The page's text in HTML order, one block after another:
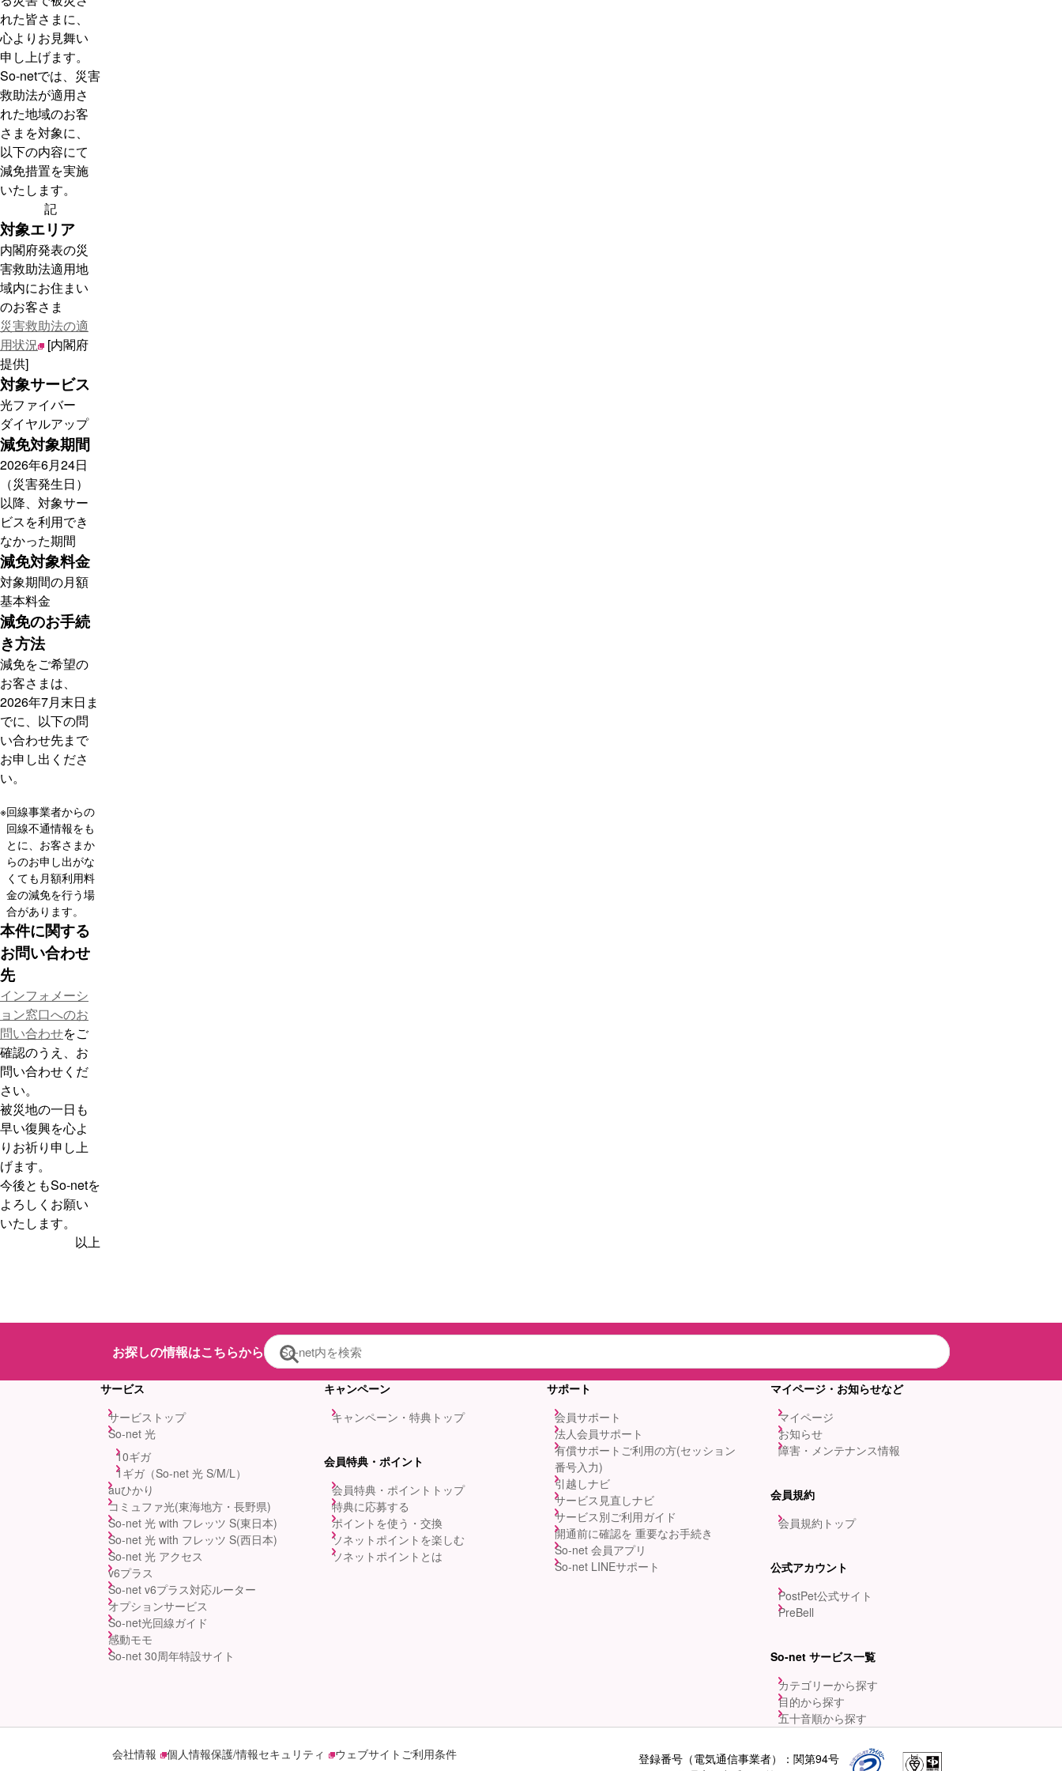
れた皆さまに、
心よりお見舞い
申し上げます。
So-netでは、災害
救助法が適用さ
れた地域のお客
さまを対象に、
以下の内容にて
減免措置を実施
いたします。
記
対象エリア
内閣府発表の災
害救助法適用地
域内にお住まい
のお客さま
災害救助法の適
用状況
[内閣府
提供]
対象サービス
光ファイバー
ダイヤルアップ
減免対象期間
2026年6月24日
（災害発生日）
以降、対象サー
ビスを利用でき
なかった期間
減免対象料金
対象期間の月額
基本料金
減免のお手続
き方法
減免をご希望の
お客さまは、
2026年7月末日ま
でに、以下の問
い合わせ先まで
お申し出くださ
い。
※回線事業者からの
回線不通情報をも
とに、お客さまか
らのお申し出がな
くても月額利用料
金の減免を行う場
合があります。
本件に関する
お問い合わせ
先
インフォメーシ
ョン窓口へのお
問い合わせをご
確認のうえ、お
問い合わせくだ
さい。
被災地の一日も
早い復興を心よ
りお祈り申し上
げます。
今後ともSo-netを
よろしくお願い
いたします。
以上
お探しの情報はこちらから
サービス
サービストップ
So-net 光
10ギガ
1ギガ（So-net 光 S/M/L）
auひかり
コミュファ光(東海地方・長野県)
So-net 光 with フレッツ S(東日本)
So-net 光 with フレッツ S(西日本)
So-net 光 アクセス
v6プラス
So-net v6プラス対応ルーター
オプションサービス
So-net光回線ガイド
感動モモ
So-net 30周年特設サイト
キャンペーン
キャンペーン・特典トップ
会員特典・ポイント
会員特典・ポイントトップ
特典に応募する
ポイントを使う・交換
ソネットポイントを楽しむ
ソネットポイントとは
サポート
会員サポート
法人会員サポート
有償サポートご利用の方(セッション
番号入力)
引越しナビ
サービス見直しナビ
サービス別ご利用ガイド
開通前に確認を 重要なお手続き
So-net 会員アプリ
So-net LINEサポート
マイページ・お知らせなど
マイページ
お知らせ
障害・メンテナンス情報
会員規約
会員規約トップ
公式アカウント
PostPet公式サイト
PreBell
So-net サービス一覧
カテゴリーから探す
目的から探す
五十音順から探す
会社情報 個人情報保護/情報セキュリティ ウェブサイトご利用条件
登録番号（電気通信事業者）：関第94号